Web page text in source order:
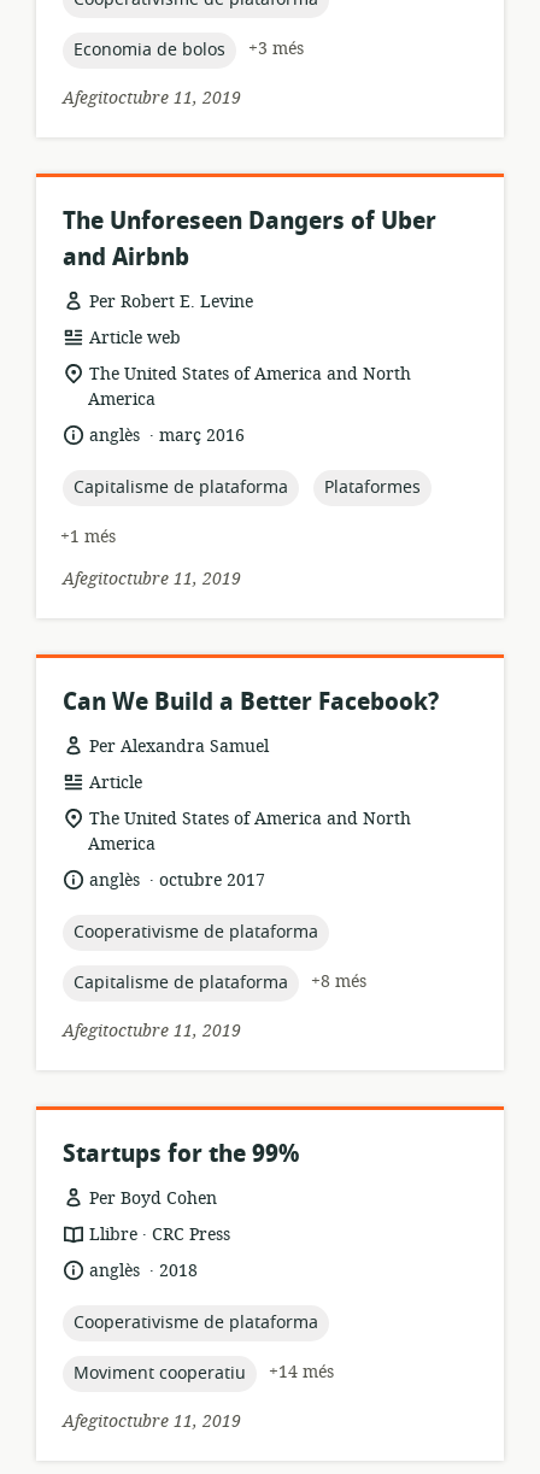
topic:
Economia de bolos
+3 més
Afegitoctubre 11, 2019
The Unforeseen Dangers of Uber
and Airbnb
Per Robert E. Levine
format
dels
recursos:
Article web
ubicació
rellevant:
The United States of America and North
America
idioma:
anglès .
data
publicació:
març 2016
topic:
Capitalisme de plataforma topic:
Plataformes
+1 més
Afegitoctubre 11, 2019
Can We Build a Better Facebook?
Per Alexandra Samuel
format
dels
recursos:
Article
ubicació
rellevant:
The United States of America and North
America
idioma:
anglès .
data
publicació:
octubre 2017
topic:
Cooperativisme de plataforma
topic:
Capitalisme de plataforma
+8 més
Afegitoctubre 11, 2019
Startups for the 99%
Per Boyd Cohen
format
recursos:
Llibre .
publicador:
CRC Press
idioma:
anglès .
data
publicació:
2018
topic:
Cooperativisme de plataforma
topic:
Moviment cooperatiu
+14 més
Afegitoctubre 11, 2019